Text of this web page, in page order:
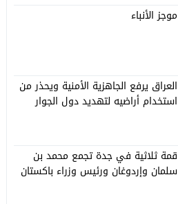
موجز الأنباء
العراق يرفع الجاهزية الأمنية ويحذر من
استخدام أراضيه لتهديد دول الجوار
قمة ثلاثية في جدة تجمع محمد بن
سلمان وإردوغان ورئيس وزراء باكستان